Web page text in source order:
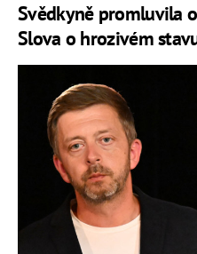
Svědkyně promluvila
Slova o hrozivém